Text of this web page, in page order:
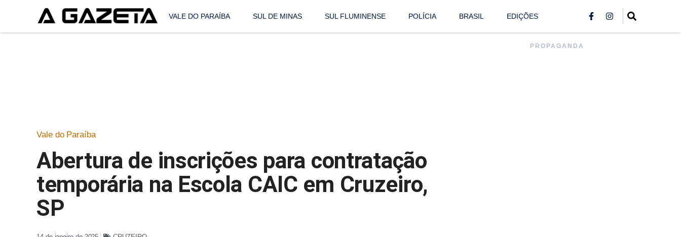
VALE DO PARAÍBA SUL DE MINAS SUL FLUMINENSE POLÍCIA BRASIL EDIÇÕES
Vale do Paraíba
Abertura de inscrições para contratação
temporária na Escola CAIC em Cruzeiro,
SP
PROPAGANDA